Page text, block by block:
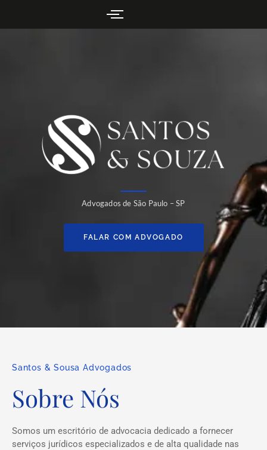
Advogados de São Paulo – SP
FALAR COM ADVOGADO
Santos & Sousa Advogados
Sobre Nós
Somos um escritório de advocacia dedicado a fornecer
serviços jurídicos especializados e de alta qualidade nas